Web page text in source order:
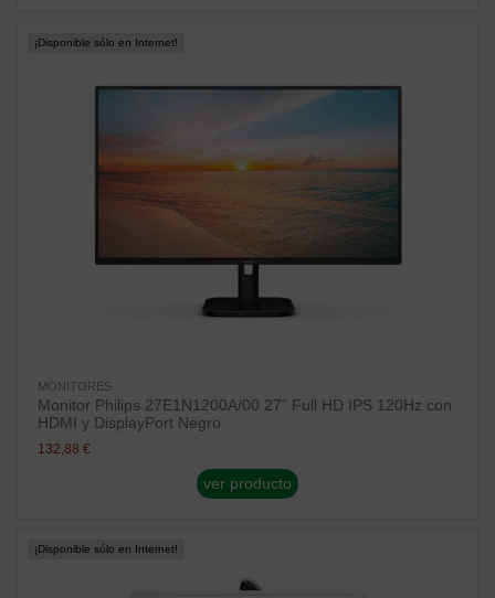
¡Disponible sólo en Internet!
MONITORES
Monitor Philips 27E1N1200A/00 27" Full HD IPS 120Hz con
HDMI y DisplayPort Negro
132,88 €
ver producto
¡Disponible sólo en Internet!